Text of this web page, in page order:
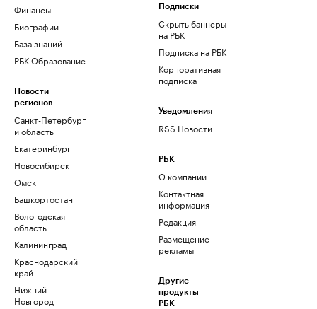
Финансы
Биографии
База знаний
РБК Образование
Новости
регионов
Санкт-Петербург
и область
Екатеринбург
Новосибирск
Омск
Башкортостан
Вологодская
область
Калининград
Краснодарский
край
Нижний
Новгород
Подписки
Скрыть баннеры
на РБК
Подписка на РБК
Корпоративная
подписка
Уведомления
RSS Новости
РБК
О компании
Контактная
информация
Редакция
Размещение
рекламы
Другие
продукты
РБК